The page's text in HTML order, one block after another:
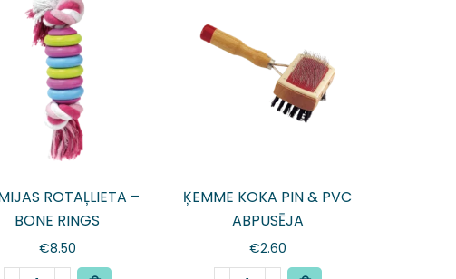
ROTAĻLIETA –
BONE RINGS
€8.50
ĶEMME KOKA PIN & PVC
ABPUSĒJA
€2.60